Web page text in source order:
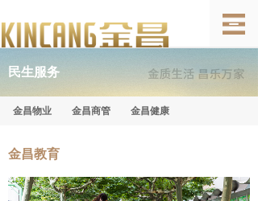
民生服务
金昌物业 金昌商管 金昌健康
金昌教育